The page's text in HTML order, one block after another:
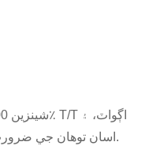
اسان توهان جي ضرورت مطابق صلاح پڻ ڪري سگهون ٿا.